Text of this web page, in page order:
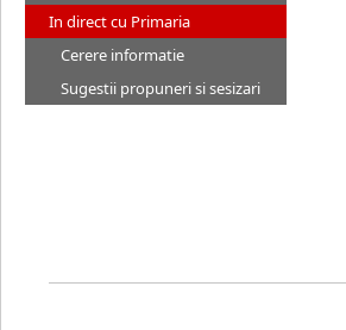
In direct cu Primaria
Cerere informatie
Sugestii propuneri si sesizari